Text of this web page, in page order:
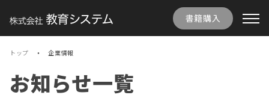
書籍購入
トップ 企業情報
お知らせ一覧